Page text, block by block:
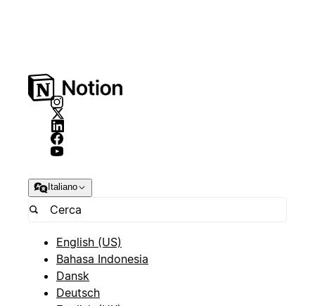
Italiano
English (US)
Bahasa Indonesia
Dansk
Deutsch